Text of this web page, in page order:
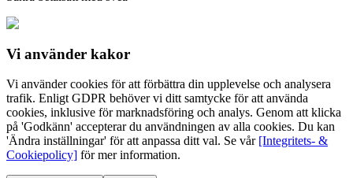
Vi använder kakor
Vi använder cookies för att förbättra din upplevelse och analysera
trafik. Enligt GDPR behöver vi ditt samtycke för att använda
cookies, inklusive för marknadsföring och analys. Genom att klicka
på 'Godkänn' accepterar du användningen av alla cookies. Du kan
'Ändra inställningar' för att anpassa ditt val. Se vår [Integritets- &
Cookiepolicy] för mer information.